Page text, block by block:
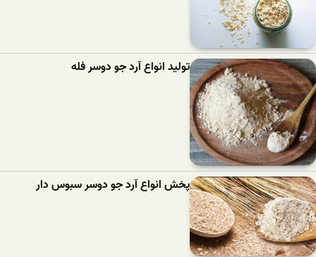
تولید انواع آرد جو دوسر فله
پخش انواع آرد جو دوسر سبوس دار